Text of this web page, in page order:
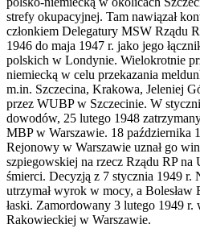
strefy okupacyjnej. Tam nawiązał
członkiem Delegatury MSW Rządu
1946 do maja 1947 r. jako jego
polskich w Londynie. Wielokrotnie
niemiecką w celu przekazania
m.in. Szczecina, Krakowa, Jeleniej
przez WUBP w Szczecinie. W
dowodów, 25 lutego 1948
MBP w Warszawie. 18 października
Rejonowy w Warszawie uznał go
szpiegowskiej na rzecz Rządu RP na
śmierci. Decyzją z 7 stycznia 1949
utrzymał wyrok w mocy, a Bolesław
łaski. Zamordowany 3 lutego 1949
Rakowieckiej w Warszawie.